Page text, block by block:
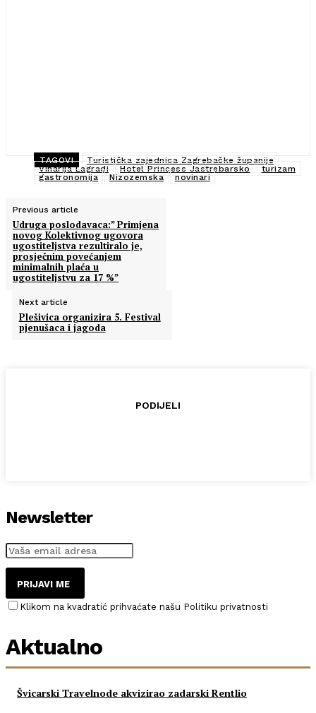
TAGOVI
Turistička zajednica Zagrebačke županije
Vinarija Lagradi
Hotel Princess Jastrebarsko
turizam
gastronomija
Nizozemska novinari
Previous article
Udruga poslodavaca:” Primjena
novog Kolektivnog ugovora
ugostiteljstva rezultiralo je,
prosječnim povećanjem
minimalnih plaća u
ugostiteljstvu za 17 %”
Next article
Plešivica organizira 5. Festival
pjenušaca i jagoda
PODIJELI
Newsletter
PRIJAVI ME
Klikom na kvadratić prihvaćate našu Politiku privatnosti
Aktualno
Švicarski Travelnode akvizirao zadarski Rentlio